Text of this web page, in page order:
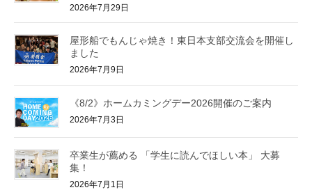
2026年7月29日
屋形船でもんじゃ焼き！東日本支部交流会を開催し
ました
2026年7月9日
《8/2》ホームカミングデー2026開催のご案内
2026年7月3日
卒業生が薦める 「学生に読んでほしい本」 大募
集！
2026年7月1日